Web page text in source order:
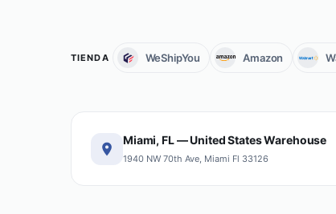
TIENDA WeShipYou Amazon
Miami, FL — United States Warehouse
1940 NW 70th Ave, Miami Fl 33126